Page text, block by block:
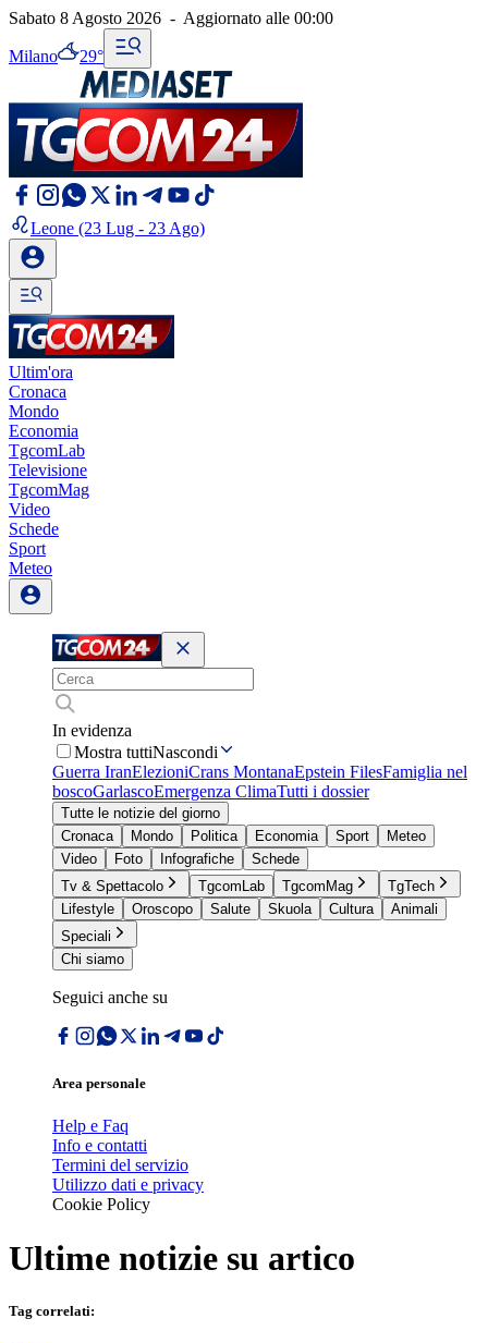
Sabato 8 Agosto 2026 - Aggiornato alle 00:00
Milano 29°
Leone (23 Lug - 23 Ago)
Ultim'ora
Cronaca
Mondo
Economia
TgcomLab
Televisione
TgcomMag
Video
Schede
Sport
Meteo
In evidenza
Mostra tuttiNascondi
Guerra IranElezioniCrans MontanaEpstein FilesFamiglia nel
boscoGarlascoEmergenza ClimaTutti i dossier
Tutte le notizie del giorno
Cronaca
Mondo Politica Economia Sport
Meteo
Video
Foto Infografiche
Schede
Tv & Spettacolo
TgcomLab TgcomMag
TgTech
Lifestyle
Oroscopo Salute Skuola Cultura
Animali
Speciali
Chi siamo
Seguici anche su
Area personale
Help e Faq
Info e contatti
Termini del servizio
Utilizzo dati e privacy
Cookie Policy
Ultime notizie su artico
Tag correlati: